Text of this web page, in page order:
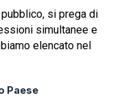
si prega di
simultanee e
elencato nel
Paese